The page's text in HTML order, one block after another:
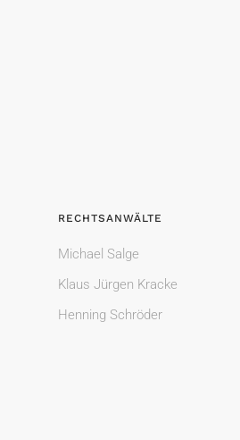
RECHTSANWÄLTE
Michael Salge
Klaus Jürgen Kracke
Henning Schröder